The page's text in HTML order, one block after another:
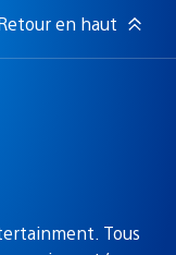
en haut
Tous